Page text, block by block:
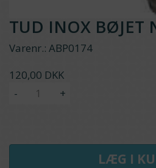
TUD INOX BØJET
Varenr.: ABP0174
120,00 DKK
-
+
LÆG I